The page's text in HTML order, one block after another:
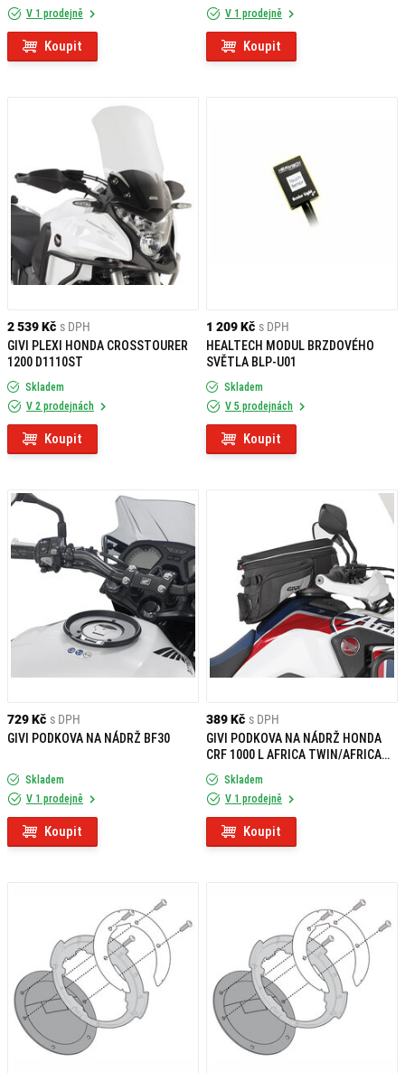
V 1 prodejně
Koupit
V 1 prodejně
Koupit
2 539 Kč s DPH
GIVI PLEXI HONDA CROSSTOURER
1200 D1110ST
Skladem
V 2 prodejnách
Koupit
1 209 Kč s DPH
HEALTECH MODUL BRZDOVÉHO
SVĚTLA BLP-U01
Skladem
V 5 prodejnách
Koupit
729 Kč s DPH
GIVI PODKOVA NA NÁDRŽ BF30
Skladem
V 1 prodejně
Koupit
389 Kč s DPH
GIVI PODKOVA NA NÁDRŽ HONDA
CRF 1000 L AFRICA TWIN/AFRICA
TWIN ADVENTURE SPORTS (18)
BF25Skladem
V 1 prodejně
Koupit